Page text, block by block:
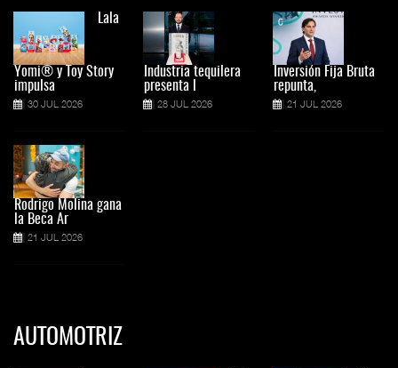
Lala
Yomi® y Toy Story
impulsa
30 JUL 2026
Rodrigo Molina gana
la Beca Ar
21 JUL 2026
Industria tequilera
presenta l
28 JUL 2026
Inversión Fija Bruta
repunta,
21 JUL 2026
AUTOMOTRIZ